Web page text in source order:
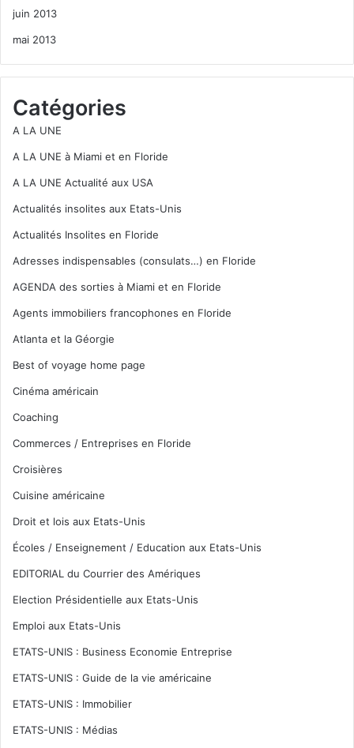
juin 2013
mai 2013
Catégories
A LA UNE
A LA UNE à Miami et en Floride
A LA UNE Actualité aux USA
Actualités insolites aux Etats-Unis
Actualités Insolites en Floride
Adresses indispensables (consulats…) en Floride
AGENDA des sorties à Miami et en Floride
Agents immobiliers francophones en Floride
Atlanta et la Géorgie
Best of voyage home page
Cinéma américain
Coaching
Commerces / Entreprises en Floride
Croisières
Cuisine américaine
Droit et lois aux Etats-Unis
Écoles / Enseignement / Education aux Etats-Unis
EDITORIAL du Courrier des Amériques
Election Présidentielle aux Etats-Unis
Emploi aux Etats-Unis
ETATS-UNIS : Business Economie Entreprise
ETATS-UNIS : Guide de la vie américaine
ETATS-UNIS : Immobilier
ETATS-UNIS : Médias